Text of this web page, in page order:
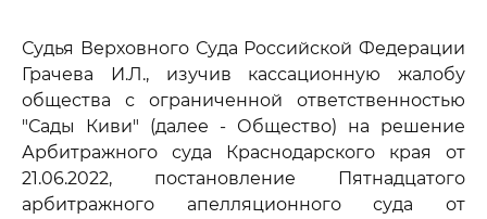
Судья Верховного Суда Российской Федерации
Грачева И.Л., изучив кассационную жалобу
общества с ограниченной ответственностью
"Сады Киви" (далее - Общество) на решение
Арбитражного суда Краснодарского края от
21.06.2022, постановление Пятнадцатого
арбитражного апелляционного суда от